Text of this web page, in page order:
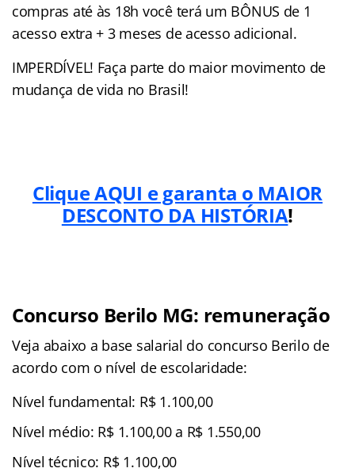
compras até às 18h você terá um BÔNUS de 1
acesso extra + 3 meses de acesso adicional.
IMPERDÍVEL! Faça parte do maior movimento de
mudança de vida no Brasil!
Clique AQUI e garanta o MAIOR
DESCONTO DA HISTÓRIA!
Concurso Berilo MG: remuneração
Veja abaixo a base salarial do concurso Berilo de
acordo com o nível de escolaridade:
Nível fundamental: R$ 1.100,00
Nível médio: R$ 1.100,00 a R$ 1.550,00
Nível técnico: R$ 1.100,00